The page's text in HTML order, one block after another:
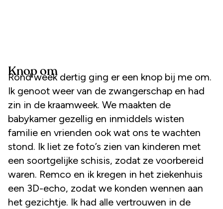
Knop om
Rond week dertig ging er een knop bij me om.
Ik genoot weer van de zwangerschap en had
zin in de kraamweek. We maakten de
babykamer gezellig en inmiddels wisten
familie en vrienden ook wat ons te wachten
stond. Ik liet ze foto’s zien van kinderen met
een soortgelijke schisis, zodat ze voorbereid
waren. Remco en ik kregen in het ziekenhuis
een 3D-echo, zodat we konden wennen aan
het gezichtje. Ik had alle vertrouwen in de